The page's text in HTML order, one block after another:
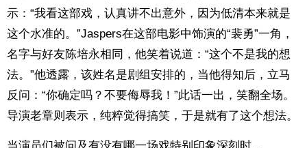
示：“我看这部戏，认真讲不出意外，因为低清本来就是
这个水准的。”Jaspers在这部电影中饰演的“裴勇”一角，
名字与好友陈培永相同，他笑着说道：“这个不是我的想
法。”他透露，该姓名是剧组安排的，当他得知后，立马
反问：“你确定吗？不要侮辱我！”此话一出，笑翻全场。
导演老章则表示，纯粹觉得搞笑，于是就有了这个想法。